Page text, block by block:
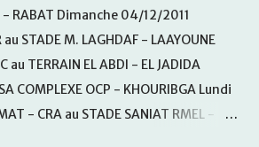
- RABAT Dimanche 04/12/2011
STADE M. LAGHDAF - LAAYOUNE
au TERRAIN EL ABDI - EL JADIDA
COMPLEXE OCP - KHOURIBGA Lundi
- CRA au STADE SANIAT RMEL -